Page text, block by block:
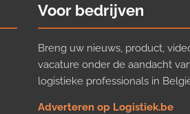
Voor bedrijven
Breng uw nieuws, product,
vacature onder de aandacht
logistieke professionals in
Adverteren op Logistiek.be